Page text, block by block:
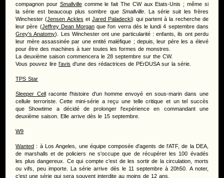
compagnon pour Smallvillecomme le fait The CW aux Etats-Unis ; même si
la série est beaucoup plus sombre que Smallville. La série suit les frères
Winchester (Jensen Ackles etJared Paladecki) qui partent à la recherche de
leur père (Jeffrey Dean Morgan que l'on verra dès le lundi 4 septembre dans
Grey's Anatomy). Les Winchester ont une particularité : enfants, ils ont perdu
leur mère assassinée par une entité maléfique ; depuis, leur père les a élevé
pour être des machines à tuer toutes les formes de monstres.
La deuxième saison commencera le 28 septembre sur the CW.
Vous pouvez lirel'avis d'une des rédactrices de PErDUSA sur la série.
TPS Star
Sleeper Cellraconte l'histoire d'un homme envoyé en sous-marin dans une
cellule terroriste. Cette mini-série a reçu une telle critique et un tel succès
que Showtime a décidé de prolonger l'expérience en commandant une
deuxième saison. Elle arrive dès le 15 septembre.
W9
Wanted : à Los Angeles, une équipe composée d'agents de l'ATF, de la DEA,
de marshalls et de policiers ne s'occupe que de récupérer les 100 évadés
les plus dangereux. Ce qui compte c'est de les sortir de la circulation, morts
ou vifs, peu importe. La série arrive dès le 11 septembre à 20h50. A noter,
c'est une série qui sera souvent interdite au moins de 12 ans.